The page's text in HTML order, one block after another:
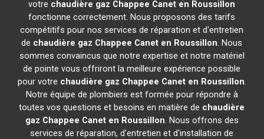
votre chaudière gaz Chappee Canet en Roussillon
fonctionne correctement. Nous proposons des tarifs
compétitifs pour nos services de réparation et d'entretien
de chaudière gaz Chappee Canet en Roussillon. Nous
sommes convaincus que notre expertise et notre matériel
de pointe vous offriront la meilleure expérience possible
pour votre chaudière gaz Chappee Canet en Roussillon.
Notre équipe de plombiers est formée pour répondre à
toutes vos questions et besoins en matière de chaudière
gaz Chappee Canet en Roussillon. Nous offrons des
services de réparation, d'entretien et d'installation de